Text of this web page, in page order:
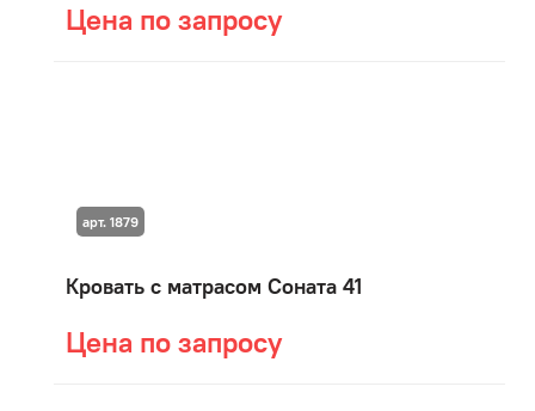
Цена по запросу
Кровать с матрасом Соната 41
Цена по запросу
арт. 1879